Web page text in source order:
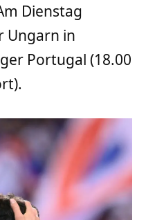
Dienstag
Ungarn in
Portugal (18.00